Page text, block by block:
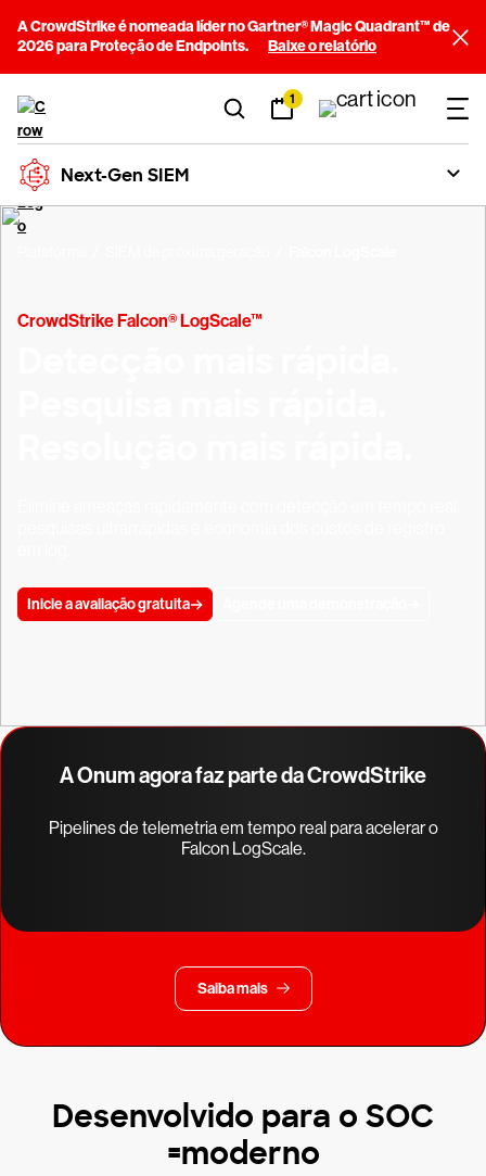
A CrowdStrike é nomeada líder no Gartner® Magic Quadrant™ de
2026 para Proteção de Endpoints.
Baixe o relatório
1
Next-Gen SIEM
CrowdStrike Falcon® LogScale™
Inicie a avaliação gratuita
A Onum agora faz parte da CrowdStrike
Pipelines de telemetria em tempo real para acelerar o
Falcon LogScale.
Saiba mais
Desenvolvido para o SOC
=moderno